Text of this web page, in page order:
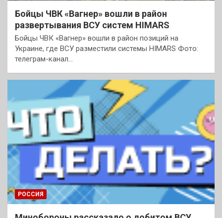
Бойцы ЧВК «Вагнер» вошли в район
развертывания ВСУ систем HIMARS
Бойцы ЧВК «Вагнер» вошли в район позиций на
Украине, где ВСУ разместили системы HIMARS Фото:
телеграм-канал…
РОССИЯ